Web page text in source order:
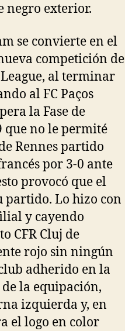
negro exterior.
se convierte en el
competición de
al terminar
al FC Paços
la Fase de
que no le permité
Rennes partido
por 3-0 ante
provocó que el
partido. Lo hizo con
y cayendo
CFR Cluj de
rojo sin ningún
adherido en la
la equipación,
izquierda y, en
el logo en color